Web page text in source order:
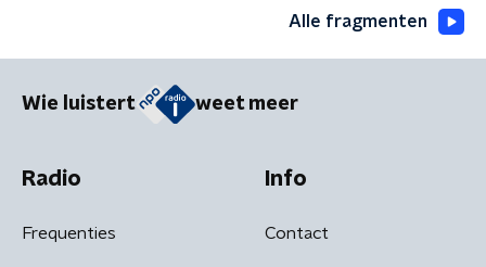
Alle fragmenten
Wie luistert weet meer
Radio
Frequenties
Info
Contact